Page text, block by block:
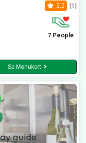
5.0 (1)
7 People
Se Menukort